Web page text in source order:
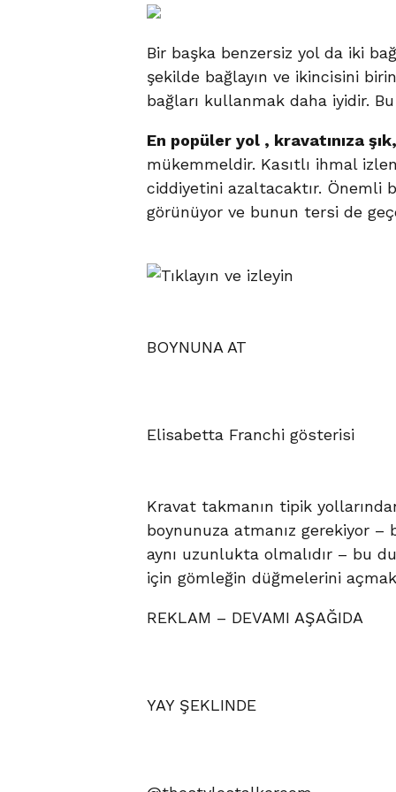
Bir başka benzersiz yol da iki
şekilde bağlayın ve ikincisini
bağları kullanmak daha iyidir.
En popüler yol , kravatınıza
mükemmeldir. Kasıtlı ihmal
ciddiyetini azaltacaktır. Önemli
görünüyor ve bunun tersi de
BOYNUNA AT
Elisabetta Franchi gösterisi
Kravat takmanın tipik
boynunuza atmanız gerekiyor –
aynı uzunlukta olmalıdır – bu
için gömleğin düğmelerini
REKLAM – DEVAMI AŞAĞIDA
YAY ŞEKLINDE